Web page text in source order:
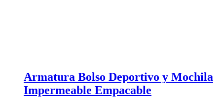
Armatura Bolso Deportivo y Mochila
Impermeable Empacable